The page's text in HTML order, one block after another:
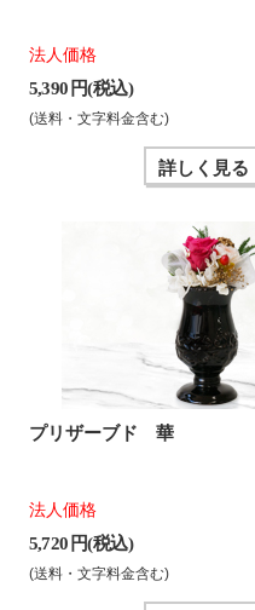
法人価格
5,390 円(税込)
(送料・文字料金含む)
詳しく見る
プリザーブド 華
法人価格
5,720 円(税込)
(送料・文字料金含む)